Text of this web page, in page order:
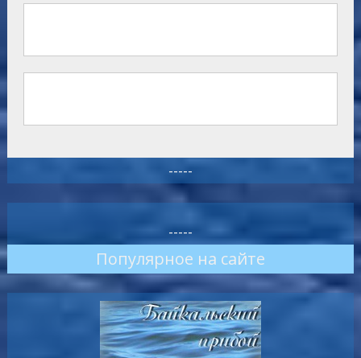
-----
-----
Популярное на сайте